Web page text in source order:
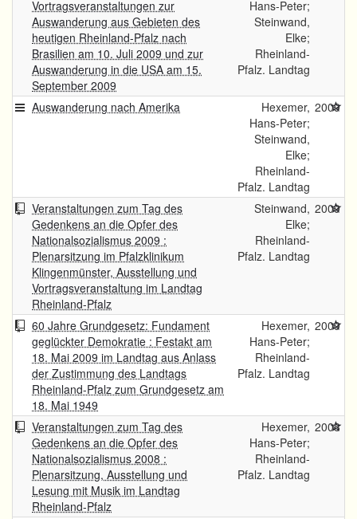
Vortragsveranstaltungen zur
Auswanderung aus Gebieten des
heutigen Rheinland-Pfalz nach
Brasilien am 10. Juli 2009 und zur
Auswanderung in die USA am 15.
September 2009
Hans-Peter;
Steinwand,
Elke;
Rheinland-
Pfalz. Landtag
Auswanderung nach Amerika
Hexemer,
Hans-Peter;
Steinwand,
Elke;
Rheinland-
Pfalz. Landtag
2009
Veranstaltungen zum Tag des
Gedenkens an die Opfer des
Nationalsozialismus 2009 :
Plenarsitzung im Pfalzklinikum
Klingenmünster, Ausstellung und
Vortragsveranstaltung im Landtag
Rheinland-Pfalz
Steinwand,
Elke;
Rheinland-
Pfalz. Landtag
2009
60 Jahre Grundgesetz: Fundament
geglückter Demokratie : Festakt am
18. Mai 2009 im Landtag aus Anlass
der Zustimmung des Landtags
Rheinland-Pfalz zum Grundgesetz am
18. Mai 1949
Hexemer,
Hans-Peter;
Rheinland-
Pfalz. Landtag
2009
Veranstaltungen zum Tag des
Gedenkens an die Opfer des
Nationalsozialismus 2008 :
Plenarsitzung, Ausstellung und
Lesung mit Musik im Landtag
Rheinland-Pfalz
Hexemer,
Hans-Peter;
Rheinland-
Pfalz. Landtag
2008